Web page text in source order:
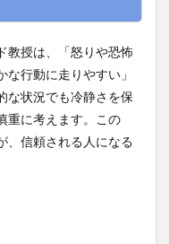
教授は、「怒りや恐怖
行動に走りやすい」
な状況でも冷静さを保
重に考えます。この
、信頼される人になる